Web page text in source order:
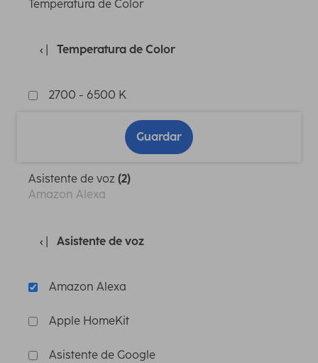
Temperatura de Color
Temperatura de Color
2700 - 6500 K
Guardar
Asistente de voz (2)
Amazon Alexa
Asistente de voz
Amazon Alexa
Apple HomeKit
Asistente de Google